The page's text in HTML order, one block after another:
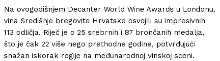
Na ovogodišnjem Decanter World Wine Awards u Londonu,
vina Središnje bregovite Hrvatske osvojili su impresivnih
113 odličja. Riječ je o 25 srebrnih i 87 brončanih medalja,
što je čak 22 više nego prethodne godine, potvrđujući
snažan iskorak regije na međunarodnoj vinskoj sceni.